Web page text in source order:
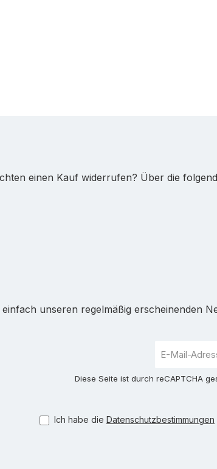
einen Kauf widerrufen? Über die
unseren regelmäßig erscheinenden
Mail-
Diese Seite ist durch reCAPTCHA
Ich habe die Datenschutzbestimmungen